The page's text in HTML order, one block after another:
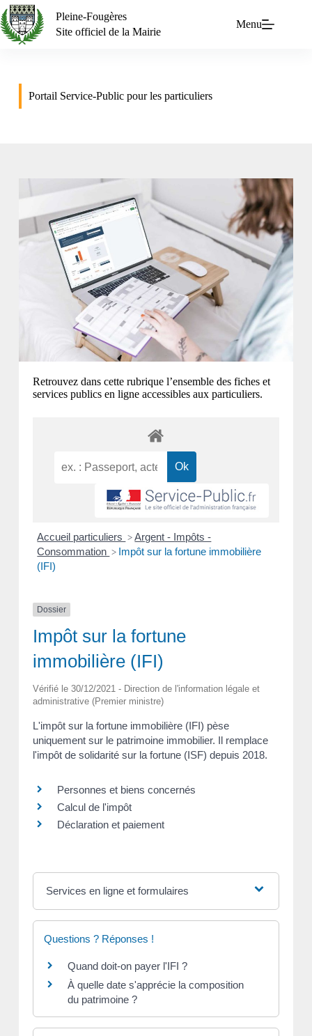
Pleine-Fougères
Site officiel de la Mairie
Menu
Portail Service-Public pour les particuliers
Retrouvez dans cette rubrique l’ensemble des fiches et
services publics en ligne accessibles aux particuliers.
Accueil particuliers > Argent - Impôts -
Consommation > Impôt sur la fortune immobilière
(IFI)
Dossier
Impôt sur la fortune
immobilière (IFI)
Vérifié le 30/12/2021 - Direction de l'information légale et
administrative (Premier ministre)
L'impôt sur la fortune immobilière (IFI) pèse
uniquement sur le patrimoine immobilier. Il remplace
l'impôt de solidarité sur la fortune (ISF) depuis 2018.
Personnes et biens concernés
Calcul de l'impôt
Déclaration et paiement
Services en ligne et formulaires
Questions ? Réponses !
Quand doit-on payer l'IFI ?
À quelle date s'apprécie la composition
du patrimoine ?